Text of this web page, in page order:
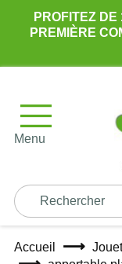
PROFITEZ
PREMIÈRE
Menu
Accueil